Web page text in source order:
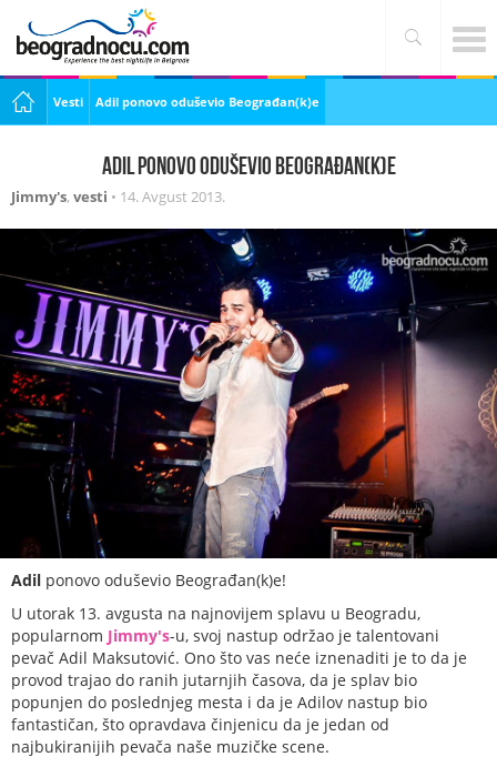
Vesti Adil ponovo oduševio Beograđan(k)e
Adil ponovo oduševio Beograđan(k)e
Jimmy's, vesti • 14. Avgust 2013.
Adil ponovo oduševio Beograđan(k)e!
U utorak 13. avgusta na najnovijem splavu u Beogradu,
popularnom Jimmy's-u, svoj nastup održao je talentovani
pevač Adil Maksutović. Ono što vas neće iznenaditi je to da je
provod trajao do ranih jutarnjih časova, da je splav bio
popunjen do poslednjeg mesta i da je Adilov nastup bio
fantastičan, što opravdava činjenicu da je jedan od
najbukiranijih pevača naše muzičke scene.